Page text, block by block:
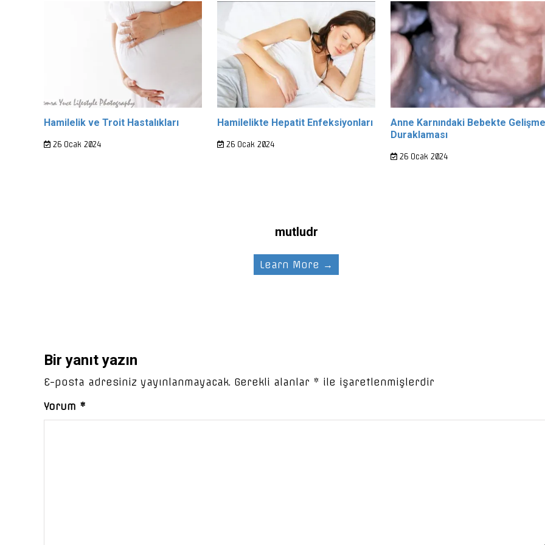
Hamilelik ve Troit Hastalıkları
26 Ocak 2024
Hamilelikte Hepatit Enfeksiyonları
26 Ocak 2024
Anne Karnındaki Bebekte Gelişme
Duraklaması
26 Ocak 2024
mutludr
Learn More →
Bir yanıt yazın
E-posta adresiniz yayınlanmayacak. Gerekli alanlar * ile işaretlenmişlerdir
Yorum *